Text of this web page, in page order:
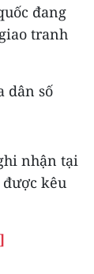
đang
tranh
dân số
nhận tại
được kêu